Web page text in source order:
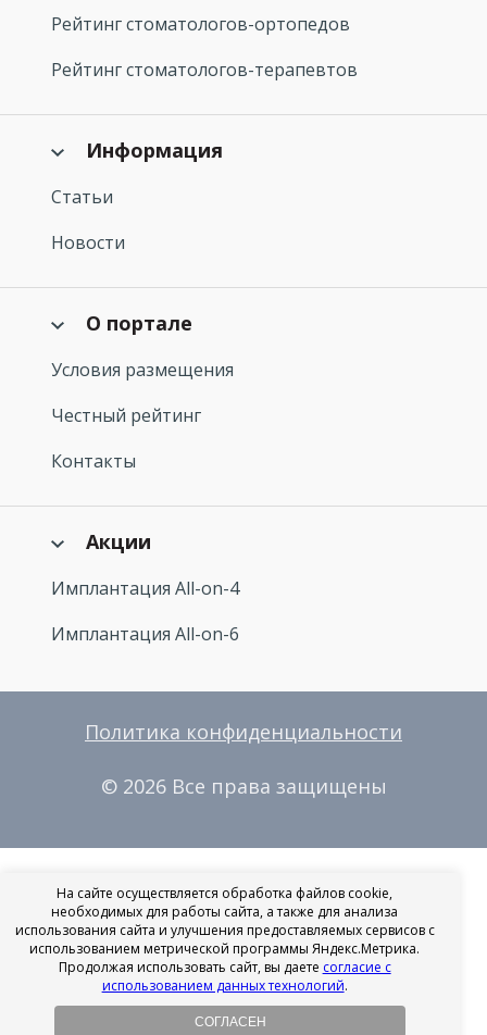
Рейтинг стоматологов-ортопедов
Рейтинг стоматологов-терапевтов
Информация
Статьи
Новости
О портале
Условия размещения
Честный рейтинг
Контакты
Акции
Имплантация All-on-4
Имплантация All-on-6
Политика конфиденциальности
© 2026 Все права защищены
На сайте осуществляется обработка файлов cookie,
необходимых для работы сайта, а также для анализа
использования сайта и улучшения предоставляемых сервисов с
использованием метрической программы Яндекс.Метрика.
Продолжая использовать сайт, вы даете согласие с
использованием данных технологий.
СОГЛАСЕН